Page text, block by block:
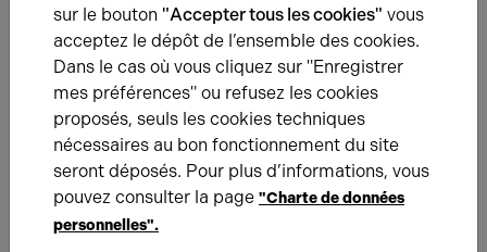
Récemment sur les références
sur le bouton "Accepter tous les cookies" vous
acceptez le dépôt de l’ensemble des cookies.
Dans le cas où vous cliquez sur "Enregistrer
mes préférences" ou refusez les cookies
proposés, seuls les cookies techniques
nécessaires au bon fonctionnement du site
seront déposés. Pour plus d’informations, vous
pouvez consulter la page "Charte de données
personnelles".